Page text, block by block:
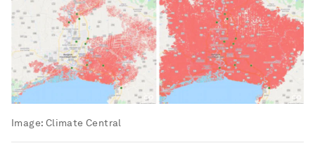
Image: Climate Central